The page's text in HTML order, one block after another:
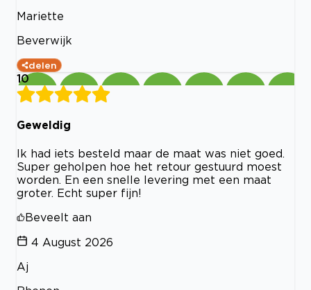
Mariette
Beverwijk
delen
10
Geweldig
Ik had iets besteld maar de maat was niet goed.
Super geholpen hoe het retour gestuurd moest
worden. En een snelle levering met een maat
groter. Echt super fijn!
Beveelt aan
4 August 2026
Aj